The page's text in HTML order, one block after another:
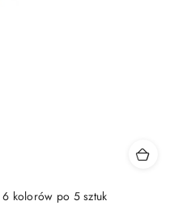
kolorów po 5 sztuk